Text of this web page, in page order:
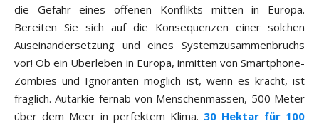
die Gefahr eines offenen Konflikts mitten in Europa.
Bereiten Sie sich auf die Konsequenzen einer solchen
Auseinandersetzung und eines Systemzusammenbruchs
vor! Ob ein Überleben in Europa, inmitten von Smartphone-
Zombies und Ignoranten möglich ist, wenn es kracht, ist
fraglich. Autarkie fernab von Menschenmassen, 500 Meter
über dem Meer in perfektem Klima. 30 Hektar für 100